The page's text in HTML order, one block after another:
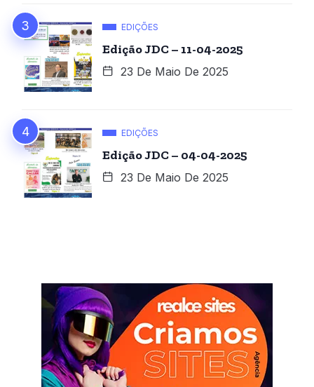
EDIÇÕES
Edição JDC – 11-04-2025
23 De Maio De 2025
EDIÇÕES
Edição JDC – 04-04-2025
23 De Maio De 2025